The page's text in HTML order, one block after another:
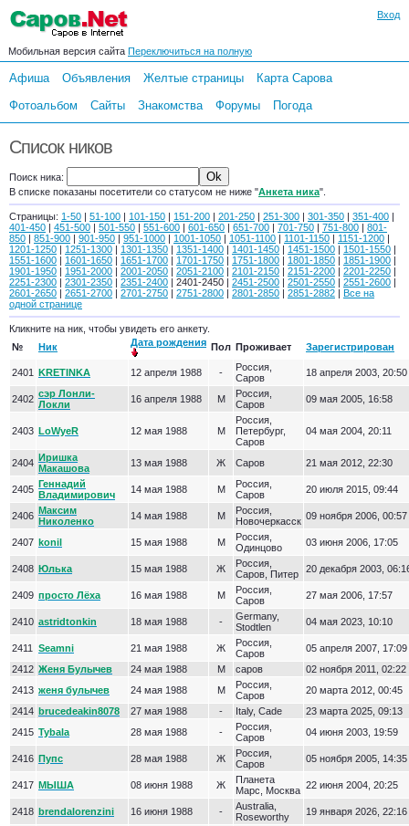
Вход
Мобильная версия сайта Переключиться на полную
Афиша Объявления Желтые страницы
Карта Сарова
Фотоальбом
Сайты Знакомства Форумы Погода
Список ников
Поиск ника:
В списке показаны посетители со статусом не ниже "Анкета ника".
Страницы: 1-50 | 51-100 | 101-150 | 151-200 | 201-250 | 251-300 | 301-350 | 351-400 |
401-450 | 451-500 | 501-550 | 551-600 | 601-650 | 651-700 | 701-750 | 751-800 | 801-
850 | 851-900 | 901-950 | 951-1000 | 1001-1050 | 1051-1100 | 1101-1150 | 1151-1200 |
1201-1250 | 1251-1300 | 1301-1350 | 1351-1400 | 1401-1450 | 1451-1500 | 1501-1550 |
1551-1600 | 1601-1650 | 1651-1700 | 1701-1750 | 1751-1800 | 1801-1850 | 1851-1900 |
1901-1950 | 1951-2000 | 2001-2050 | 2051-2100 | 2101-2150 | 2151-2200 | 2201-2250 |
2251-2300 | 2301-2350 | 2351-2400 | 2401-2450 | 2451-2500 | 2501-2550 | 2551-2600 |
2601-2650 | 2651-2700 | 2701-2750 | 2751-2800 | 2801-2850 | 2851-2882 | Все на
одной странице
Кликните на ник, чтобы увидеть его анкету.
№
Ник Дата рождения Пол Проживает Зарегистрирован
2401 KRETINKA 12 апреля 1988 -
Россия,
Саров
18 апреля 2003, 20:50
2402 сэр Лонли-
Локли
16 апреля 1988 М
Россия,
Саров
09 мая 2005, 16:58
2403 LoWyeR 12 мая 1988 М
Россия,
Петербург,
Саров
04 мая 2004, 20:11
2404 Иришка
Макашова
13 мая 1988 Ж Саров 21 мая 2012, 22:30
2405 Геннадий
Владимирович
14 мая 1988 М
Россия,
Саров
20 июля 2015, 09:44
2406 Максим
Николенко
14 мая 1988 М
Россия,
Новочеркасск 09 ноября 2006, 00:57
2407 konil 15 мая 1988 М
Россия,
Одинцово
03 июня 2006, 17:05
2408 Юлька 15 мая 1988 Ж
Россия,
Саров, Питер
20 декабря 2003,
2409 просто Лёха 16 мая 1988 М
Россия,
Саров
27 мая 2006, 17:57
2410 astridtonkin 18 мая 1988 -
Germany,
Stodtlen
04 мая 2023, 10:10
2411 Seamni 21 мая 1988 Ж
Россия,
Саров
05 апреля 2007, 17:09
2412 Женя Булычев 24 мая 1988 М саров
02 ноября 2011, 02:22
2413 женя булычев 24 мая 1988 М
Россия,
Саров
20 марта 2012, 00:45
2414 brucedeakin8078 27 мая 1988 - Italy, Cade
23 марта 2025, 09:13
2415 Tybala 28 мая 1988 -
Россия,
Саров
04 июня 2003, 19:59
2416 Пупс 28 мая 1988 Ж
Россия,
Саров
05 ноября 2005, 14:35
2417 МЫША 08 июня 1988 Ж
Планета
Марс, Москва 22 июня 2004, 20:25
2418 brendalorenzini 16 июня 1988 -
Australia,
Roseworthy
19 января 2026, 22:16